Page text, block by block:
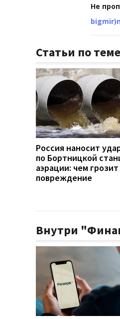
Не
Статьи по теме
Россия наносит
по Бортницкой
аэрации: чем грозит
повреждение
Внутри